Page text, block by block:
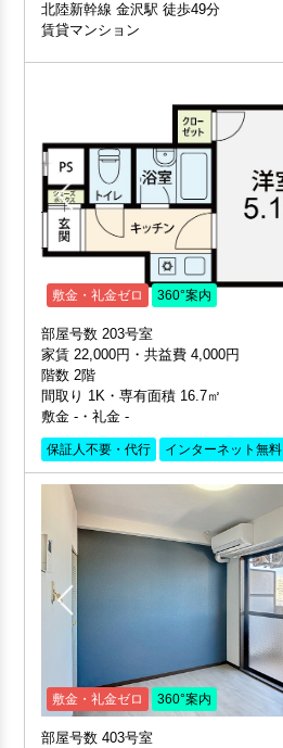
北陸新幹線 金沢駅 徒歩49分
賃貸マンション
敷金・礼金ゼロ 360°案内
部屋号数 203号室
家賃 22,000円・共益費 4,000円
階数 2階
間取り 1K・専有面積 16.7㎡
敷金 -・礼金 -
保証人不要・代行 インターネット無料
敷金・礼金ゼロ 360°案内
部屋号数 403号室